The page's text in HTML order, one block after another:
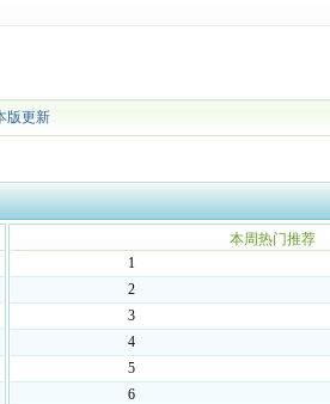
版更新
本周热门推荐
1
2
3
4
5
6